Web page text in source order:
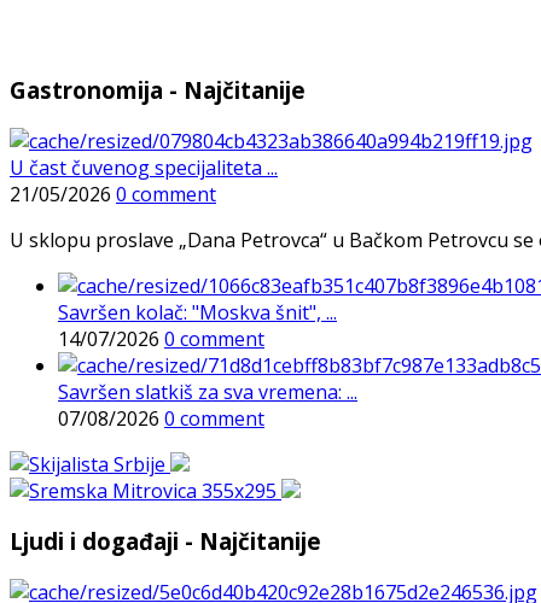
Gastronomija - Najčitanije
U čast čuvenog specijaliteta ...
21/05/2026 0 comment
U sklopu proslave „Dana Petrovca“ u Bačkom Petrovcu
Savršen kolač: "Moskva šnit", ...
14/07/2026 0 comment
Savršen slatkiš za sva vremena: ...
07/08/2026 0 comment
Ljudi i događaji - Najčitanije